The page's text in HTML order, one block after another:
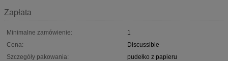
Zapłata
Minimalne zamówienie:
1
Cena:
Discussible
Szczegóły pakowania:
pudełko z papieru